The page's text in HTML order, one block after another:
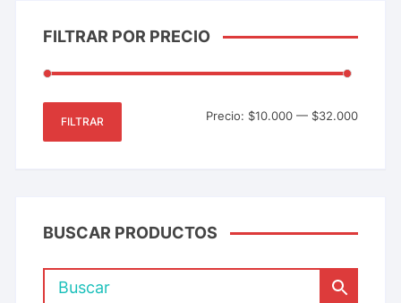
FILTRAR POR PRECIO
FILTRAR Precio: $10.000— $32.000
BUSCAR PRODUCTOS